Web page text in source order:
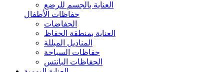
العناية بالجسم للرضع
حفاظات الأطفال
الحفاضات
العناية بمنطقة الحفاظ
المناديل المبللة
حفاظات السباحة
الحفاظات البانتس